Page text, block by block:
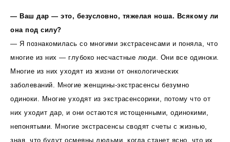
— Ваш дар — это, безусловно, тяжелая ноша. Всякому ли
она под силу?
— Я познакомилась со многими экстрасенсами и поняла, что
многие из них — глубоко несчастные люди. Они все одиноки.
Многие из них уходят из жизни от онкологических
заболеваний. Многие женщины-экстрасенсы безумно
одиноки. Многие уходят из экстрасенсорики, потому что от
них уходит дар, и они остаются истощенными, одинокими,
непонятыми. Многие экстрасенсы сводят счеты с жизнью,
зная, что будут осмеяны людьми, когда станет ясно, что их